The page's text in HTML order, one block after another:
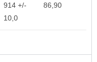
914 +/-
10,0
86,90